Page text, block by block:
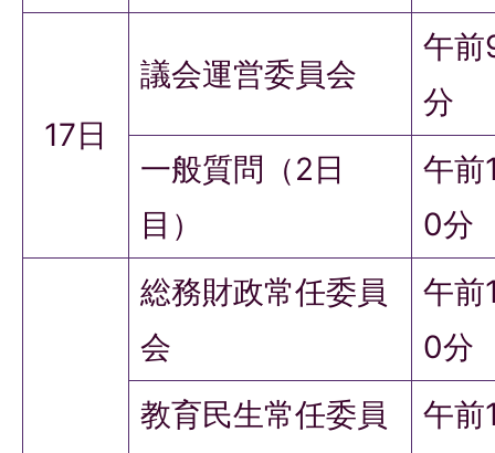
17日
議会運営委員会
午
分
一般質問（2日
目）
午前
0分
総務財政常任委員
会
午前
0分
教育民生常任委員
午前